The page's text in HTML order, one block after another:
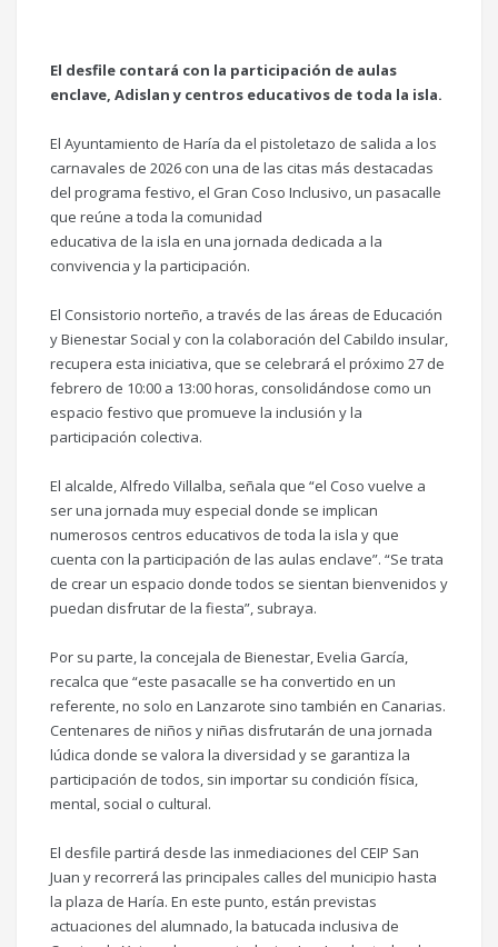
El desfile contará con la participación de aulas
enclave, Adislan y centros educativos de toda la isla.
El Ayuntamiento de Haría da el pistoletazo de salida a los
carnavales de 2026 con una de las citas más destacadas
del programa festivo, el Gran Coso Inclusivo, un pasacalle
que reúne a toda la comunidad
educativa de la isla en una jornada dedicada a la
convivencia y la participación.
El Consistorio norteño, a través de las áreas de Educación
y Bienestar Social y con la colaboración del Cabildo insular,
recupera esta iniciativa, que se celebrará el próximo 27 de
febrero de 10:00 a 13:00 horas, consolidándose como un
espacio festivo que promueve la inclusión y la
participación colectiva.
El alcalde, Alfredo Villalba, señala que “el Coso vuelve a
ser una jornada muy especial donde se implican
numerosos centros educativos de toda la isla y que
cuenta con la participación de las aulas enclave”. “Se trata
de crear un espacio donde todos se sientan bienvenidos y
puedan disfrutar de la fiesta”, subraya.
Por su parte, la concejala de Bienestar, Evelia García,
recalca que “este pasacalle se ha convertido en un
referente, no solo en Lanzarote sino también en Canarias.
Centenares de niños y niñas disfrutarán de una jornada
lúdica donde se valora la diversidad y se garantiza la
participación de todos, sin importar su condición física,
mental, social o cultural.
El desfile partirá desde las inmediaciones del CEIP San
Juan y recorrerá las principales calles del municipio hasta
la plaza de Haría. En este punto, están previstas
actuaciones del alumnado, la batucada inclusiva de